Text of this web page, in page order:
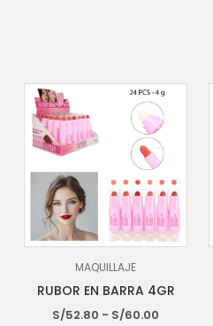
MAQUILLAJE
RUBOR EN BARRA 4GR
S/52.80 - S/60.00